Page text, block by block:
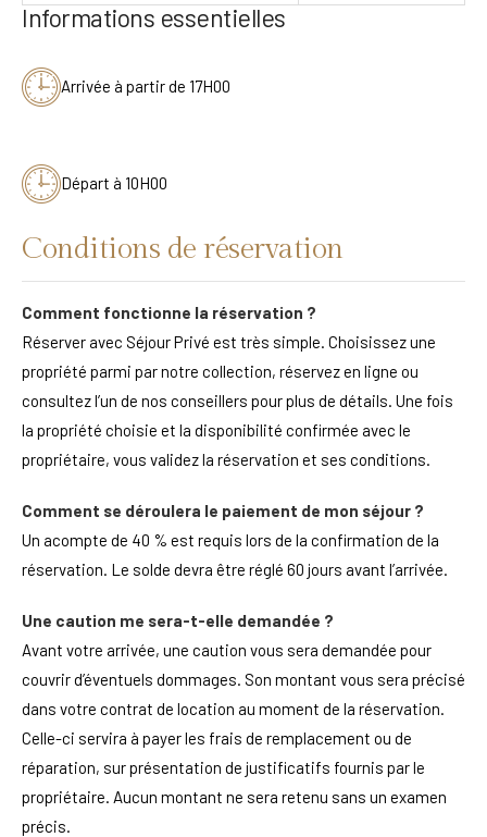
Informations essentielles
Arrivée à partir de 17H00
Départ à 10H00
Conditions de réservation
Comment fonctionne la réservation ?
Réserver avec Séjour Privé est très simple. Choisissez une
propriété parmi par notre collection, réservez en ligne ou
consultez l’un de nos conseillers pour plus de détails. Une fois
la propriété choisie et la disponibilité confirmée avec le
propriétaire, vous validez la réservation et ses conditions.
Comment se déroulera le paiement de mon séjour ?
Un acompte de 40 % est requis lors de la confirmation de la
réservation. Le solde devra être réglé 60 jours avant l’arrivée.
Une caution me sera-t-elle demandée ?
Avant votre arrivée, une caution vous sera demandée pour
couvrir d’éventuels dommages. Son montant vous sera précisé
dans votre contrat de location au moment de la réservation.
Celle-ci servira à payer les frais de remplacement ou de
réparation, sur présentation de justificatifs fournis par le
propriétaire. Aucun montant ne sera retenu sans un examen
précis.